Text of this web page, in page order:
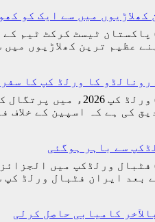
میں سے ایک کو
پاکستان ٹیسٹ کرکٹ ٹیم
عظیم ترین کھلاڑیوں
کا ورلڈ کپ کا
اسلام آباد
کی ہے کہ اسپین کے
سے باہر ہوگئی
ایران فٹبال ورلڈ کپ سے
کامیابی حاصل کرلی